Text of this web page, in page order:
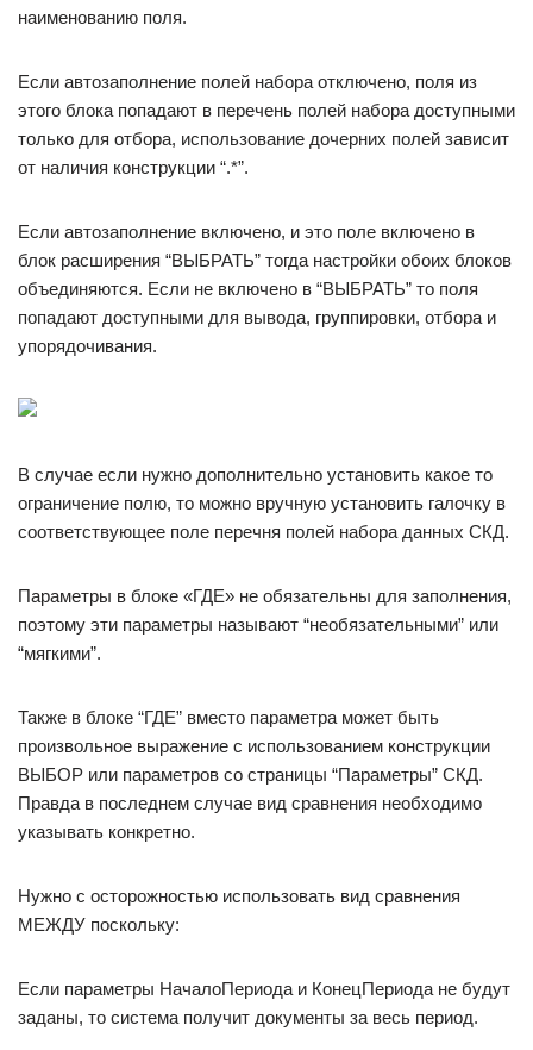
наименованию поля.
Если автозаполнение полей набора отключено, поля из
этого блока попадают в перечень полей набора доступными
только для отбора, использование дочерних полей зависит
от наличия конструкции “.*”.
Если автозаполнение включено, и это поле включено в
блок расширения “ВЫБРАТЬ” тогда настройки обоих блоков
объединяются. Если не включено в “ВЫБРАТЬ” то поля
попадают доступными для вывода, группировки, отбора и
упорядочивания.
В случае если нужно дополнительно установить какое то
ограничение полю, то можно вручную установить галочку в
соответствующее поле перечня полей набора данных СКД.
Параметры в блоке «ГДЕ» не обязательны для заполнения,
поэтому эти параметры называют “необязательными” или
“мягкими”.
Также в блоке “ГДЕ” вместо параметра может быть
произвольное выражение с использованием конструкции
ВЫБОР или параметров со страницы “Параметры” СКД.
Правда в последнем случае вид сравнения необходимо
указывать конкретно.
Нужно с осторожностью использовать вид сравнения
МЕЖДУ поскольку:
Если параметры НачалоПериода и КонецПериода не будут
заданы, то система получит документы за весь период.